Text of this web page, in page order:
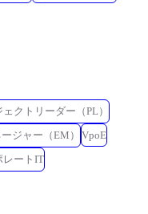
クトリーダー（PL）
ジャー（EM）
VpoE
レートIT